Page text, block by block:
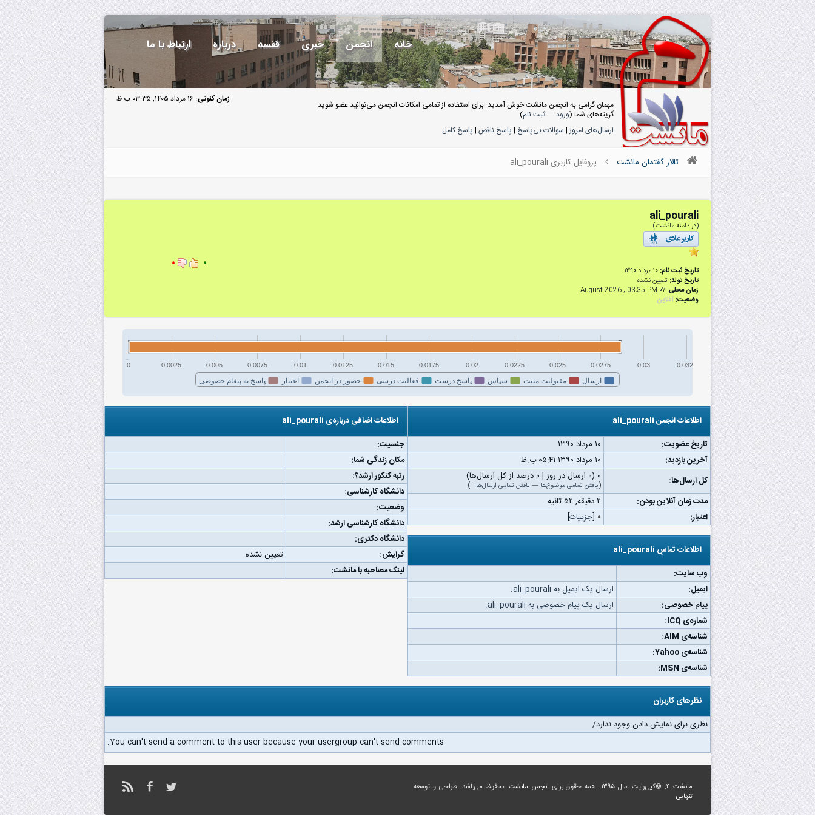
خانه انجمن خبری قفسه درباره ارتباط با ما
زمان کنونی: ۱۶ مرداد ۱۴۰۵, ۰۳:۳۵ ب.ظ
مهمان گرامی به انجمن مانشت خوش آمدید. برای استفاده از تمامی امکانات انجمن می‌توانید عضو شوید.
گزینه‌های شما (ورود—ثبت نام)
ارسال‌های امروز| سوالات بی‌پاسخ | پاسخ ناقص | پاسخ کامل
تالار گفتمان مانشت پروفایل کاربری ali_pourali
ali_pourali
(در دامنه مانشت)
تاریخ ثبت نام: ۱۰ مرداد ۱۳۹۰
تاریخ تولد: تعیین نشده
زمان محلی: ۰۷ August 2026 , 03:35 PM
وضعیت: آفلاین
۰ ۰
ارسال مقبولیت مثبت سپاس پاسخ درست فعالیت درسی حضور در انجمن اعتبار پاسخ به پیغام خصوصی
0 0.0025 0.005 0.0075 0.01 0.0125 0.015 0.0175 0.02 0.0225 0.025 0.0275 0.03 0.0325
اطلاعات انجمن ali_pourali
تاریخ عضویت:
۱۰ مرداد ۱۳۹۰
آخرین بازدید:
۱۰ مرداد ۱۳۹۰ ۰۵:۴۱ ب.ظ
کل ارسال‌ها:
۰ (۰ ارسال در روز | ۰ درصد از کل ارسال‌ها)
(یافتن تمامی موضوع‌ها — یافتن تمامی ارسال‌ها -
)
مدت زمان آنلاین بودن:
۲ دقیقه, ۵۲ ثانیه
اعتبار:
۰ [جزییات]
اطلاعات تماسِ ali_pourali
وب‌ سایت:
ایمیل:
ارسال یک ایمیل به ali_pourali.
پیام خصوصی:
ارسال یک پیام خصوصی به ali_pourali.
شماره‌ی ICQ:
شناسه‌ی AIM:
شناسه‌ی Yahoo:
شناسه‌ی MSN:
اطلاعات اضافی درباره‌ی ali_pourali
جنسیت:
مکان زندگی شما:
رتبه کنکور ارشد؟:
دانشگاه کارشناسی:
وضعیت:
دانشگاه کارشناسی ارشد:
دانشگاه دکتری:
گرایش:
تعیین نشده
لینک مصاحبه با مانشت:
نظرهای کاربران
نظری برای نمایش دادن وجود ندارد/
You can't send a comment to this user because your usergroup can't send comments.
مانشت ۴: ©کپی‌رایت سال ۱۳۹۵. همه حقوق برای انجمن مانشت محفوظ می‌باشد. طراحی و توسعه
تنهایی